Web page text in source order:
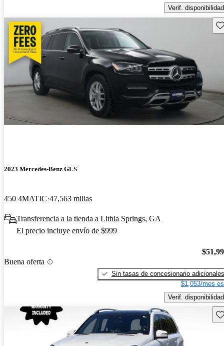
Verif. disponibilidad
2023 Mercedes-Benz GLS
450 4MATIC 47,563 millas
Transferencia a la tienda a Lithia Springs, GA
El precio incluye envío de $999
Buena oferta
Sin tasas de concesionario adicionales
$1,053/mes
Verif. disponibilidad